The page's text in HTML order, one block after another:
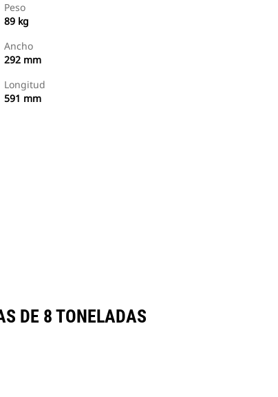
Peso
89 kg
Ancho
292 mm
Longitud
591 mm
DE 8 TONELADAS